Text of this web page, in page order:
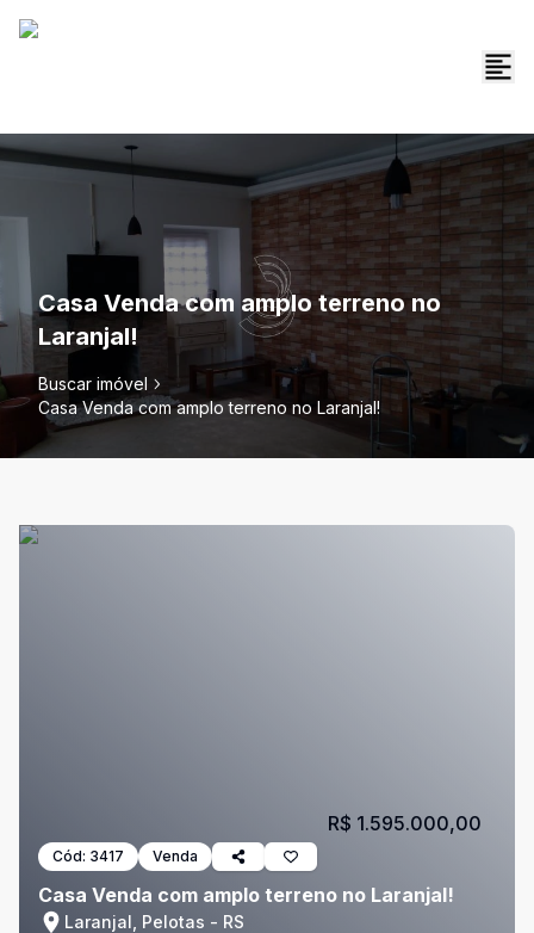
Casa Venda com amplo terreno no
Laranjal!
Buscar imóvel
Casa Venda com amplo terreno no Laranjal!
Cód: 3417 Venda
Casa Venda com amplo terreno no Laranjal!
Laranjal, Pelotas - RS
R$ 1.595.000,00